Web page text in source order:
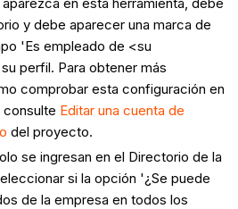
en esta herramienta, debe
y debe aparecer una marca de
'Es empleado de <su
perfil. Para obtener más
comprobar esta configuración en
consulte Editar una cuenta de
del proyecto.
se ingresan en el Directorio de la
si la opción '¿Se puede
de la empresa en todos los